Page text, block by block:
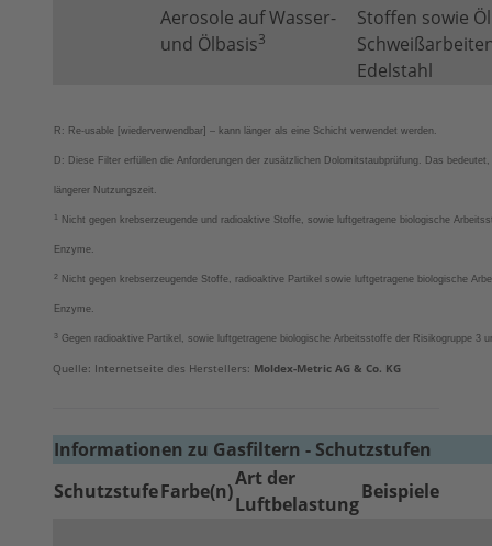
Aerosole auf Wasser-
und Ölbasis3
Stoffen sowie
Edelstahl
R: Re-usable [wiederverwendbar] – kann länger als eine Schicht verwendet werden.
D: Diese Filter erfüllen die Anforderungen der zusätzlichen Dolomitstaubprüfung. Das
längerer Nutzungszeit.
1 Nicht gegen krebserzeugende und radioaktive Stoffe, sowie luftgetragene biologische
Enzyme.
2 Nicht gegen krebserzeugende Stoffe, radioaktive Partikel sowie luftgetragene biologische
Enzyme.
3 Gegen radioaktive Partikel, sowie luftgetragene biologische Arbeitsstoffe der Risikogruppe 3
Quelle: Internetseite des Herstellers: Moldex-Metric AG & Co. KG
Informationen zu Gasfiltern - Schutzstufen
SchutzstufeFarbe(n)
Art der
Luftbelastung
Beispiele